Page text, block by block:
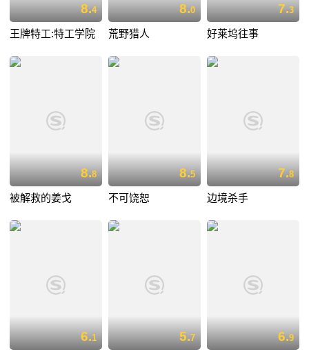
8.4
王牌特工:特工学院
8.0
荒野猎人
7.3
好莱坞往事
8.8
被解救的姜戈
8.5
不可饶恕
7.8
边境杀手
6.1 5.7 6.9